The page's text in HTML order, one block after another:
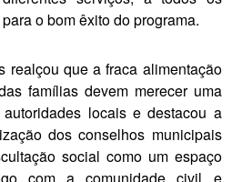
o bom êxito do programa.
realçou que a fraca alimentação
famílias devem me­recer uma
locais e destacou a
dos conselhos municipais
social como um espaço